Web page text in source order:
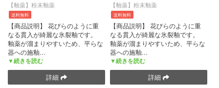
【釉薬】粉末釉薬
送料無料
【商品説明】 花びらのように重
なる貫入が綺麗な氷裂釉です。
釉薬が溜まりやすいため、平らな
器への施釉...
▼続きを読む
詳細
【釉薬】粉末釉薬
送料無料
【商品説明】 花びらのように重
なる貫入が綺麗な氷裂釉です。
釉薬が溜まりやすいため、平らな
器への施釉...
▼続きを読む
詳細